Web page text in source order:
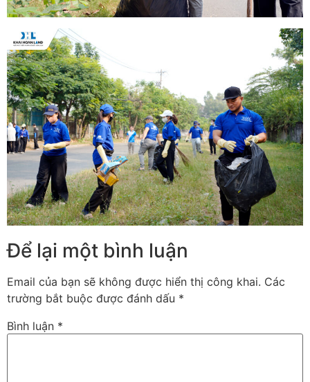
Để lại một bình luận
Email của bạn sẽ không được hiển thị công khai. Các
trường bắt buộc được đánh dấu *
Bình luận *